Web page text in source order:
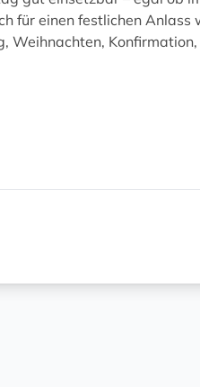
für einen festlichen
Weihnachten,